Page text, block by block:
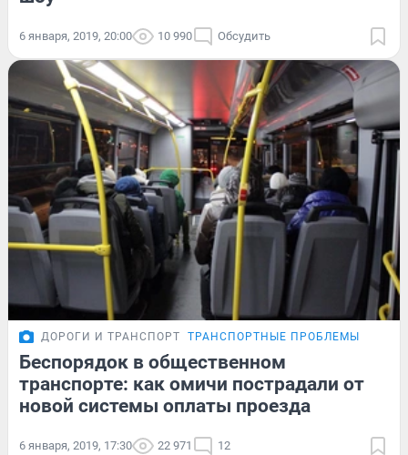
6 января, 2019, 20:00 10 990 Обсудить
ДОРОГИ И ТРАНСПОРТ ТРАНСПОРТНЫЕ ПРОБЛЕМЫ
Беспорядок в общественном
транспорте: как омичи пострадали от
новой системы оплаты проезда
6 января, 2019, 17:30 22 971 12